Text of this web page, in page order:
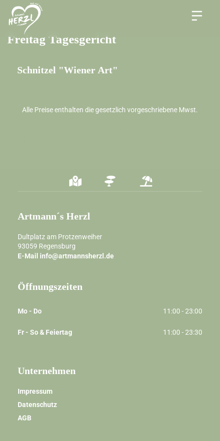
Freitag Tagesgericht
Schnitzel "Wiener Art"
Alle Preise enthalten die gesetzlich vorgeschriebene Mwst.
Artmann´s Herzl
Dultplatz am Protzenweiher
93059 Regensburg
E-Mail info@artmannsherzl.de
Öffnungszeiten
Mo - Do 11:00 - 23:00
Fr - So & Feiertag 11:00 - 23:30
Unternehmen
Impressum
Datenschutz
AGB